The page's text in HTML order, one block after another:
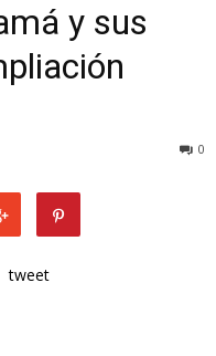
y sus
0
tweet